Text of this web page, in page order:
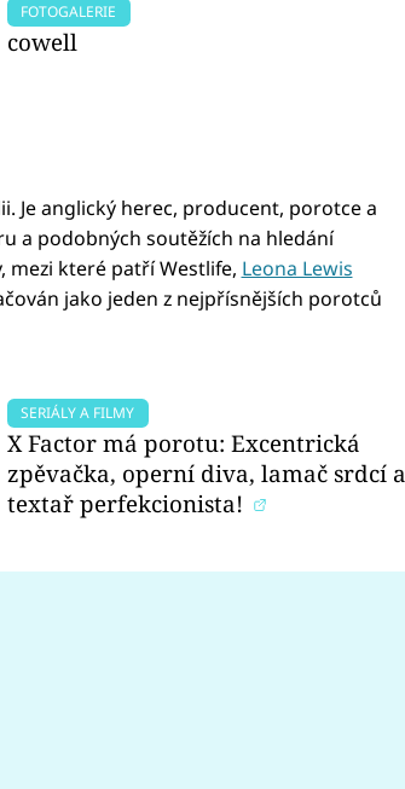
FOTOGALERIE
cowell
Je anglický herec, producent, porotce a
a podobných soutěžích na hledání
mezi které patří Westlife, Leona Lewis
jako jeden z nejpřísnějších porotců
SERIÁLY A FILMY
X Factor má porotu: Excentrická
zpěvačka, operní diva, lamač srdcí a
textař perfekcionista!